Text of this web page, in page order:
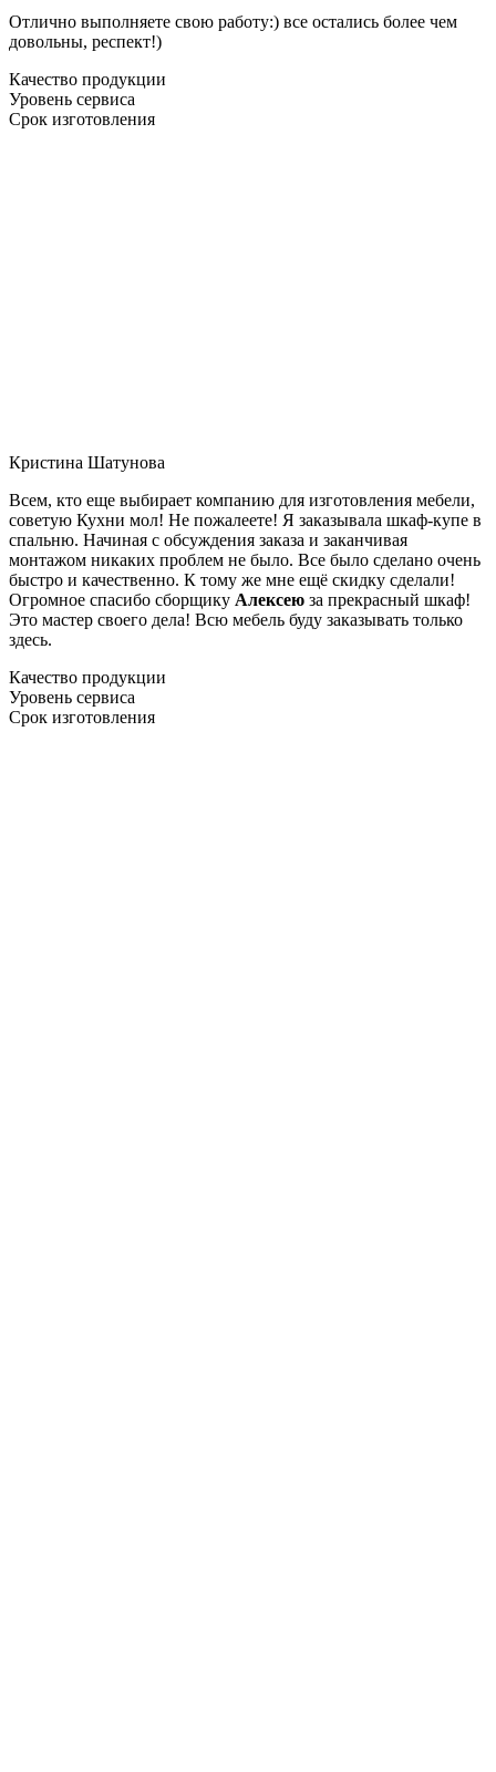
Отлично выполняете свою работу:) все остались более чем
довольны, респект!)
Качество продукции
Уровень сервиса
Срок изготовления
Кристина Шатунова
Всем, кто еще выбирает компанию для изготовления мебели,
советую Кухни мол! Не пожалеете! Я заказывала шкаф-купе в
спальню. Начиная с обсуждения заказа и заканчивая
монтажом никаких проблем не было. Все было сделано очень
быстро и качественно. К тому же мне ещё скидку сделали!
Огромное спасибо сборщику Алексею за прекрасный шкаф!
Это мастер своего дела! Всю мебель буду заказывать только
здесь.
Качество продукции
Уровень сервиса
Срок изготовления